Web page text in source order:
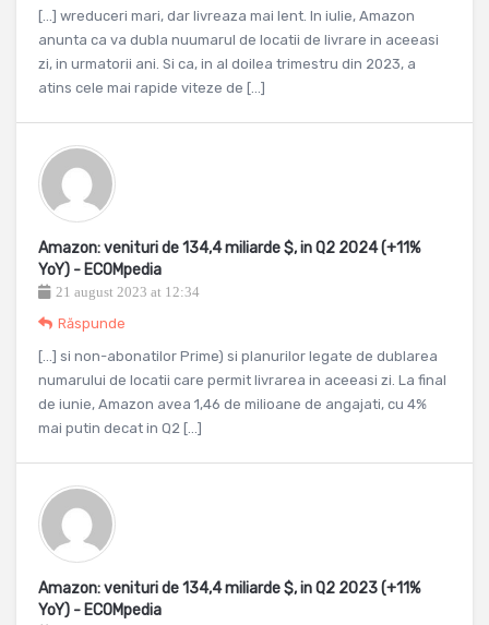
[…] wreduceri mari, dar livreaza mai lent. In iulie, Amazon
anunta ca va dubla nuumarul de locatii de livrare in aceeasi
zi, in urmatorii ani. Si ca, in al doilea trimestru din 2023, a
atins cele mai rapide viteze de […]
Amazon: venituri de 134,4 miliarde $, in Q2 2024 (+11%
YoY) - ECOMpedia
21 august 2023 at 12:34
Răspunde
[…] si non-abonatilor Prime) si planurilor legate de dublarea
numarului de locatii care permit livrarea in aceeasi zi. La final
de iunie, Amazon avea 1,46 de milioane de angajati, cu 4%
mai putin decat in Q2 […]
Amazon: venituri de 134,4 miliarde $, in Q2 2023 (+11%
YoY) - ECOMpedia